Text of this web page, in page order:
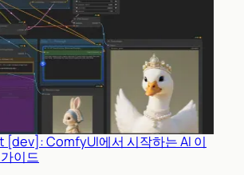
[dev]: ComfyUI에서 시작하는 AI 이
이드